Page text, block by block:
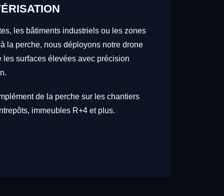
les bâtiments industriels ou les zones
la perche, nous déployons notre drone
les surfaces élevées avec précision
de la perche sur les chantiers
immeubles R+4 et plus.